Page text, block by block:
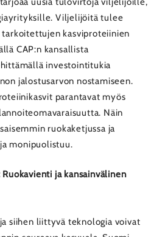
Viljelijöitä tulee
tarkoitettujen kasviproteiinien
CAP:n kansallista
investointitukia
jalostusarvon nostamiseen.
parantavat myös
Näin
ruokaketjussa ja
monipuolistuu.
ja kansainvälinen
siihen liittyvä teknologia voivat